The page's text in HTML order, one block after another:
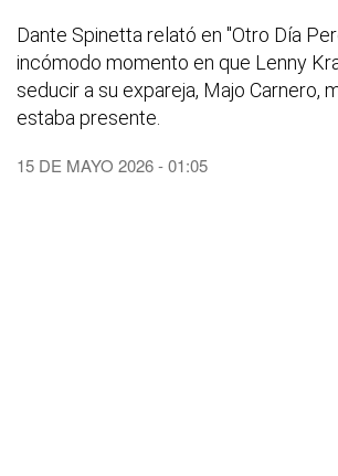
Dante Spinetta relató en "Otro Día
incómodo momento en que Lenny
seducir a su expareja, Majo Carnero,
estaba presente.
15 DE MAYO 2026 - 01:05